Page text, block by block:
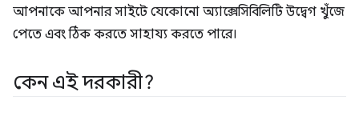
আপনাকে আপনার সাইটে যেকোনো অ্যাক্সেসিবিলিটি উদ্বেগ খুঁজে
পেতে এবং ঠিক করতে সাহায্য করতে পারে।
কেন এই দরকারী?